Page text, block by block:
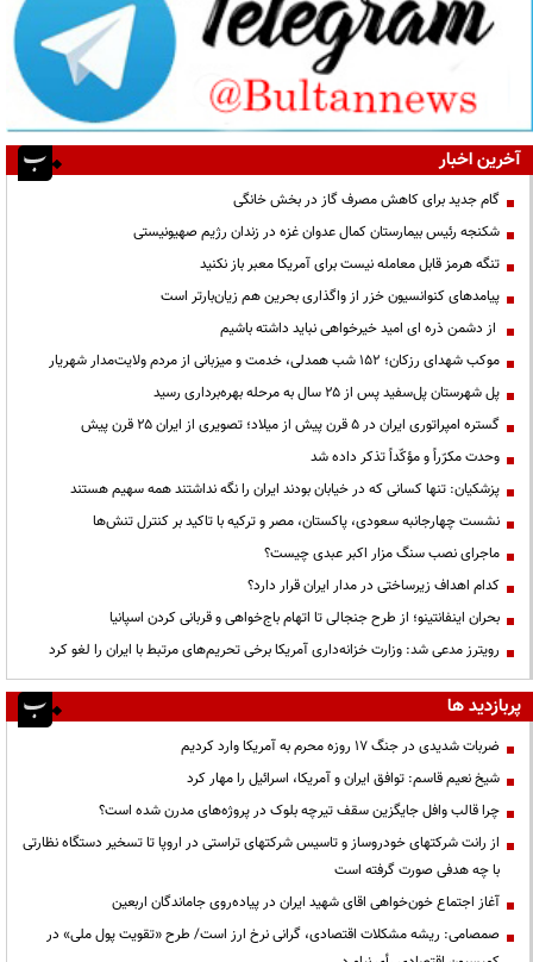
آخرین اخبار
گام جدید برای کاهش مصرف گاز در بخش خانگی
شکنجه رئیس بیمارستان کمال عدوان غزه در زندان رژیم صهیونیستی
تنگه هرمز قابل معامله نیست برای آمریکا معبر باز نکنید
پیامدهای کنوانسیون خزر از واگذاری بحرین هم زیان‌بارتر است
از دشمن ذره ای امید خیرخواهی نباید داشته باشیم
موکب شهدای رزکان؛ ۱۵۲ شب همدلی، خدمت و میزبانی از مردم ولایت‌مدار شهریار
پل شهرستان پل‌سفید پس از ۲۵ سال به مرحله بهره‌برداری رسید
گستره امپراتوری ایران در ۵ قرن پیش از میلاد؛ تصویری از ایران ۲۵ قرن پیش
وحدت مکرّراً و مؤکّداً تذکر داده شد
پزشکیان: تنها کسانی که در خیابان بودند ایران را نگه نداشتند همه سهیم هستند
نشست چهارجانبه سعودی، پاکستان، مصر و ترکیه با تاکید بر کنترل تنش‌ها
ماجرای نصب سنگ مزار اکبر عبدی چیست؟
کدام اهداف زیرساختی در مدار ایران قرار دارد؟
بحران اینفانتینو؛ از طرح جنجالی تا اتهام باج‌خواهی و قربانی کردن اسپانیا
رویترز مدعی شد: وزارت خزانه‌داری آمریکا برخی تحریم‌های مرتبط با ایران را لغو کرد
پربازدید ها
ضربات شدیدی در جنگ ۱۷ روزه محرم به آمریکا وارد کردیم
شیخ نعیم قاسم: توافق ایران و آمریکا، اسرائیل را مهار کرد
چرا قالب وافل جایگزین سقف تیرچه بلوک در پروژه‌های مدرن شده است؟
از رانت‌ شرکتهای خودروساز و تاسیس شرکتهای تراستی در اروپا تا تسخیر دستگاه نظارتی
با چه هدفی صورت گرفته است
آغاز اجتماع خون‌خواهی اقای شهید ایران در پیاده‌روی جاماندگان اربعین
صمصامی: ریشه مشکلات اقتصادی، گرانی نرخ ارز است/ طرح «تقویت پول ملی» در